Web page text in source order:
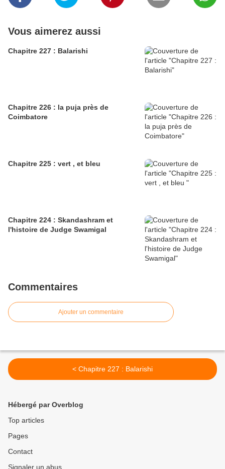
Vous aimerez aussi
Chapitre 227 : Balarishi
Chapitre 226 : la puja près de
Coimbatore
Chapitre 225 : vert , et bleu
Chapitre 224 : Skandashram et
l'histoire de Judge Swamigal
Commentaires
Ajouter un commentaire
< Chapitre 227 : Balarishi
Hébergé par Overblog
Top articles
Pages
Contact
Signaler un abus